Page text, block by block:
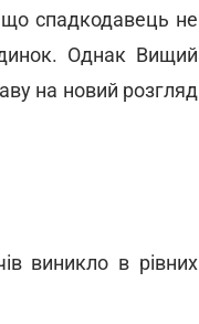
що спадкодавець не
Однак Вищий
на новий розгляд
виникло в рівних